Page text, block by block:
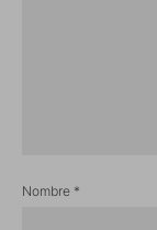
Nombre *